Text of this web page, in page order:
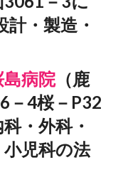
・製造・
病院（鹿
－4桜－P32
・外科・
児科の法